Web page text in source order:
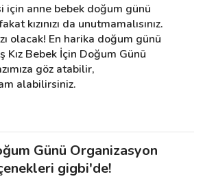
için anne bebek doğum günü
kızınızı da unutmamalısınız.
olacak! En harika doğum günü
Kız Bebek İçin Doğum Günü
göz atabilir,
alabilirsiniz.
Günü Organizasyon
gigbi'de!